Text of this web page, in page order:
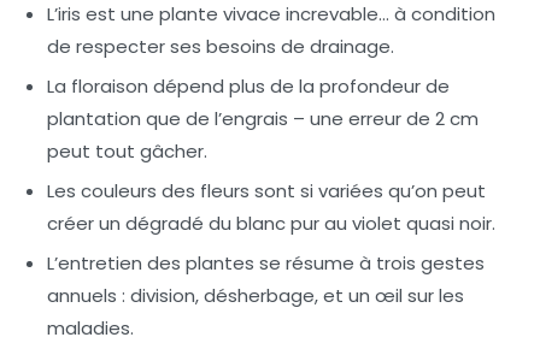
L’iris est une plante vivace increvable… à condition
de respecter ses besoins de drainage.
La floraison dépend plus de la profondeur de
plantation que de l’engrais – une erreur de 2 cm
peut tout gâcher.
Les couleurs des fleurs sont si variées qu’on peut
créer un dégradé du blanc pur au violet quasi noir.
L’entretien des plantes se résume à trois gestes
annuels : division, désherbage, et un œil sur les
maladies.